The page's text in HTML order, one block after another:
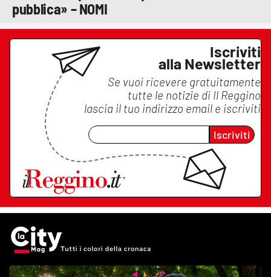
pubblica» – NOMI
Iscriviti
alla Newsletter
Se vuoi ricevere gratuitamente
tutte le notizie di Il Reggino
lascia il tuo indirizzo email e iscriviti
Iscriviti